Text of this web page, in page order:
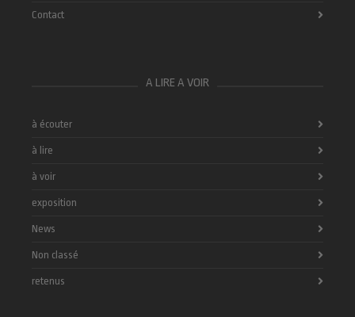
Contact
A LIRE A VOIR
à écouter
à lire
à voir
exposition
News
Non classé
retenus